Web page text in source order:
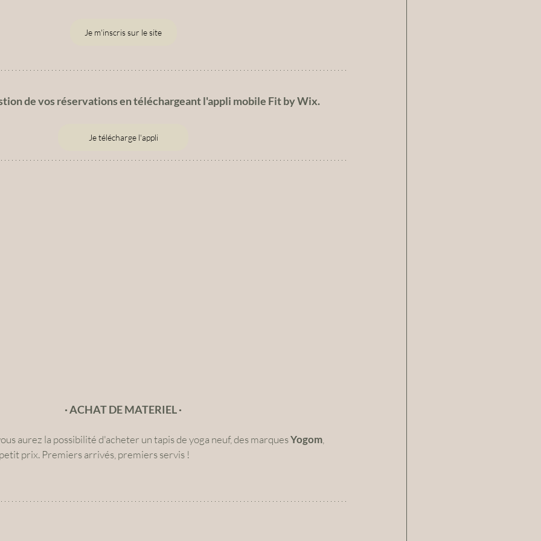
Je m'inscris sur le site
de vos réservations en téléchargeant l'appli mobile Fit by Wix.
Je télécharge l'appli
· ACHAT DE MATERIEL ·
aurez la possibilité d'acheter un tapis de yoga neuf, des marques Yogom
prix. Premiers arrivés, premiers servis !